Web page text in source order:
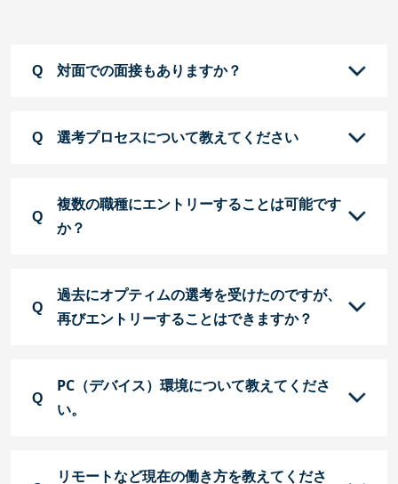
対面での面接もありますか？
選考プロセスについて教えてください
複数の職種にエントリーすることは可能です
か？
過去にオプティムの選考を受けたのですが、
再びエントリーすることはできますか？
PC（デバイス）環境について教えてくださ
い。
リモートなど現在の働き方を教えてくださ